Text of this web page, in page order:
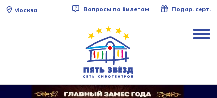
Москва Вопросы по билетам Подар. серт.